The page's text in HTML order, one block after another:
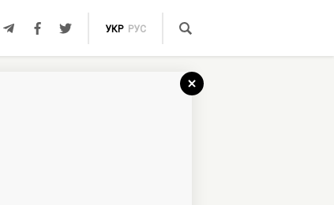
УКР РУС